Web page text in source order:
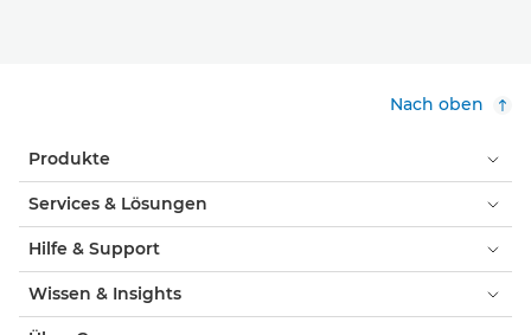
Nach oben
Produkte
Services & Lösungen
Hilfe & Support
Wissen & Insights